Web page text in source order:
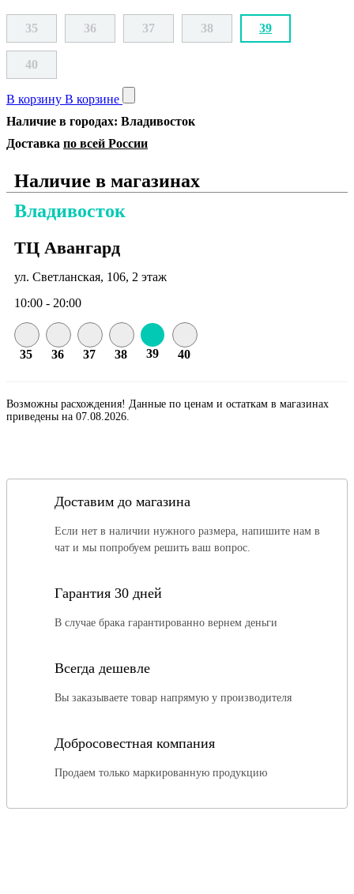
35 36 37 38 39
40
В корзину В корзине
Наличие в городах: Владивосток
Доставка по всей России
Наличие в магазинах
Владивосток
ТЦ Авангард
ул. Светланская, 106, 2 этаж
10:00 - 20:00
35 36 37 38 39 40
Возможны расхождения! Данные по ценам и остаткам в магазинах
приведены на 07.08.2026.
Доставим до магазина
Если нет в наличии нужного размера, напишите нам в
чат и мы попробуем решить ваш вопрос.
Гарантия 30 дней
В случае брака гарантированно вернем деньги
Всегда дешевле
Вы заказываете товар напрямую у производителя
Добросовестная компания
Продаем только маркированную продукцию